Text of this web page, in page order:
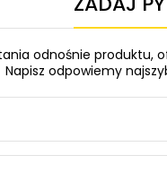
odnośnie produktu,
Napisz odpowiemy